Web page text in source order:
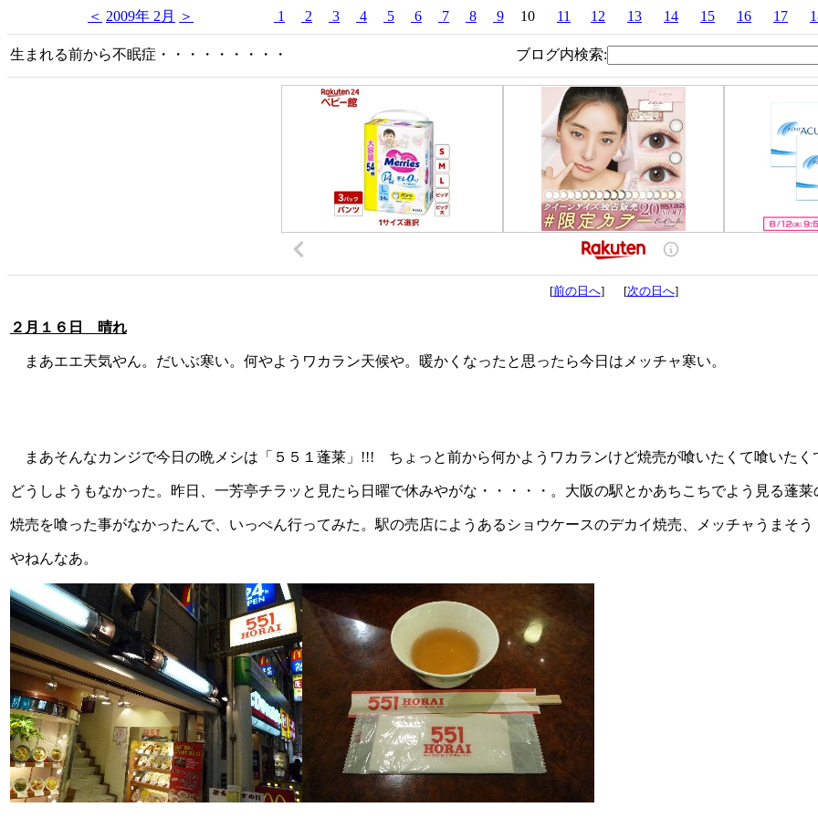
＜ 2009年 2月 ＞ 1 2 3 4 5 6 7 8 9 10 11 12 13 14 15 16 17
生まれる前から不眠症・・・・・・・・・ ブログ内検索:
[前の日へ] [次の日へ]
２月１６日 晴れ
まあエエ天気やん。だいぶ寒い。何やようワカラン天候や。暖かくなったと思ったら今日はメッチャ寒い。
まあそんなカンジで今日の晩メシは「５５１蓬莱」!!! ちょっと前から何かようワカランけど焼売が喰いたくて喰いたく
どうしようもなかった。昨日、一芳亭チラッと見たら日曜で休みやがな・・・・・。大阪の駅とかあちこちでよう見る蓬莱
焼売を喰った事がなかったんで、いっぺん行ってみた。駅の売店にようあるショウケースのデカイ焼売、メッチャうまそう
やねんなあ。